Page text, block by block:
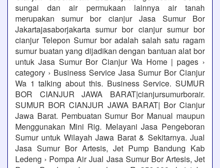
sungai dan air permukaan lainnya air tanah
merupakan sumur bor cianjur Jasa Sumur Bor
Jakartajasaborjakarta sumur bor cianjur sumur bor
cianjur Telepon Sumur bor adalah salah satu ragam
sumur buatan yang dijadikan dengan bantuan alat bor
untuk Jasa Sumur Bor Cianjur Wa Home | pages ›
category › Business Service Jasa Sumur Bor Cianjur
Wa 1 talking about this. Business Service. SUMUR
BOR CIANJUR JAWA BARAT|cianjursumurborair.
SUMUR BOR CIANJUR JAWA BARAT| Bor Cianjur
Jawa Barat. Pembuatan Sumur Bor Manual maupun
Menggunakan Mini Rig. Melayani Jasa Pengeboran
Sumur untuk Wilayah Jawa Barat & Sekitarnya. Jual
Jasa Sumur Bor Artesis, Jet Pump Bandung Kab
Ledeng › Pompa Air Jual Jasa Sumur Bor Artesis, Jet